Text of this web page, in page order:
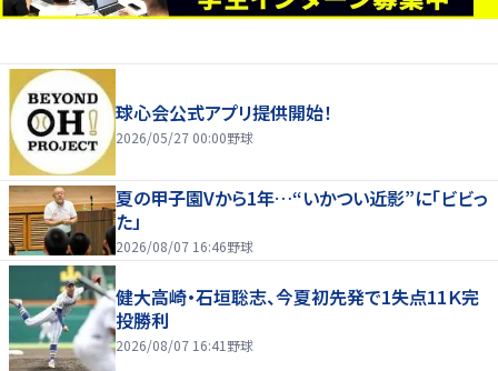
球心会公式アプリ提供開始！
2026/05/27 00:00野球
夏の甲子園Vから1年…“いかつい近影”に「ビビっ
た」
2026/08/07 16:46野球
健大高崎・石垣聡志、今夏初先発で1失点11Ｋ完
投勝利
2026/08/07 16:41 野球